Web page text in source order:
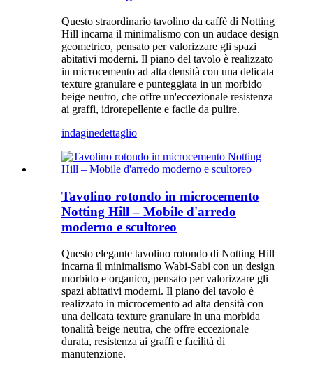
Questo straordinario tavolino da caffè di Notting
Hill incarna il minimalismo con un audace design
geometrico, pensato per valorizzare gli spazi
abitativi moderni. Il piano del tavolo è realizzato
in microcemento ad alta densità con una delicata
texture granulare e punteggiata in un morbido
beige neutro, che offre un'eccezionale resistenza
ai graffi, idrorepellente e facile da pulire.
indaginedettaglio
Tavolino rotondo in microcemento
Notting Hill – Mobile d'arredo
moderno e scultoreo
Questo elegante tavolino rotondo di Notting Hill
incarna il minimalismo Wabi-Sabi con un design
morbido e organico, pensato per valorizzare gli
spazi abitativi moderni. Il piano del tavolo è
realizzato in microcemento ad alta densità con
una delicata texture granulare in una morbida
tonalità beige neutra, che offre eccezionale
durata, resistenza ai graffi e facilità di
manutenzione.